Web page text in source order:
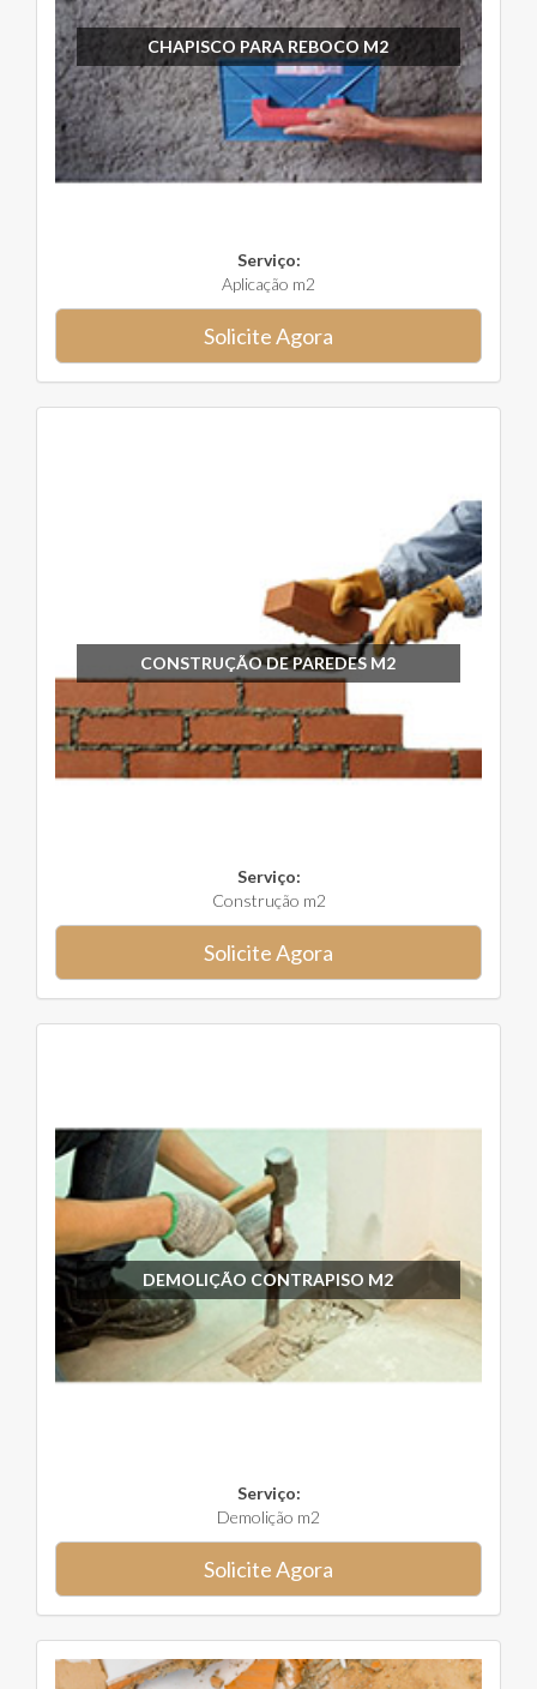
CHAPISCO PARA REBOCO M2
Serviço:
Aplicação m2
Solicite Agora
CONSTRUÇÃO DE PAREDES M2
Serviço:
Construção m2
Solicite Agora
DEMOLIÇÃO CONTRAPISO M2
Serviço:
Demolição m2
Solicite Agora